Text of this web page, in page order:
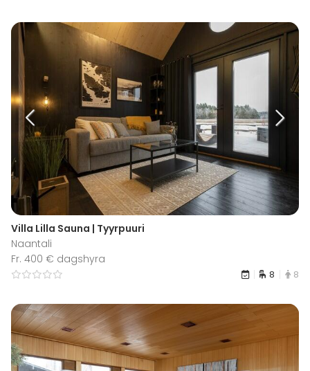
Villa Lilla Sauna | Tyyrpuuri
Naantali
Fr. 400 € dagshyra
8 8